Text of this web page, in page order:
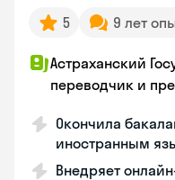
5 9 лет
Астраханский
переводчик и
Окончила
иностранным
Внедряет